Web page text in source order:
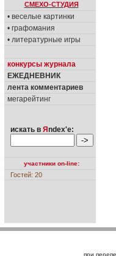
СМЕХО-СТУДИЯ
• веселые картинки
• графомания
• литературные игры
конкурсы журнала
ЕЖЕДНЕВНИК
лента комментариев
мегарейтинг
искать в Я ndex'е:
участники on-line:
Гостей: 20
при